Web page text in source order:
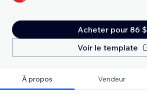
Acheter pour 86 $
Voir le template
À propos Vendeur